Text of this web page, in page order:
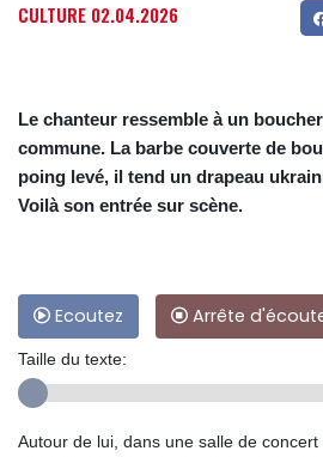
CULTURE 02.04.2026
Le chanteur ressemble à un
commune. La barbe couverte de
poing levé, il tend un drapeau
Voilà son entrée sur scène.
Ecoutez Arrête
Taille du texte:
Autour de lui, dans une salle de